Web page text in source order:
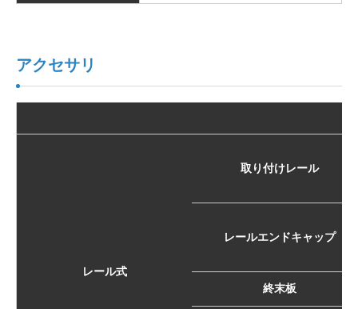
アクセサリ
レール式
取り付けレール
レールエンドキャップ
終末板